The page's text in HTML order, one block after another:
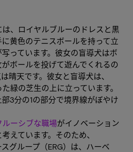
、ロイヤルブルーのドレスと黒
黄色のテニスボールを持って立
っています。彼女の盲導犬はボ
ボールを投げて遊んでくれるの
晴天です。彼女と盲導犬は、
緑の芝生の上に立っています。
3分の1の部分で境界線がぼやけ
ルーシブな職場がイノベーション
えています。そのため、
グループ（ERG）は、ハーベ